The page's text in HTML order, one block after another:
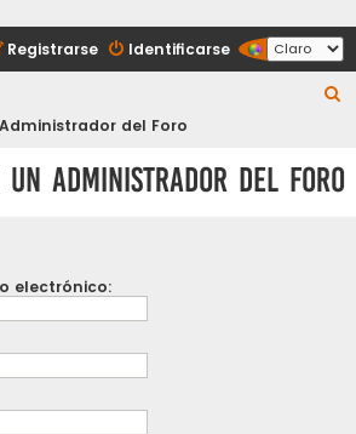
Identificarse
Registrarse
del Foro
c
Administrador del Foro
electrónico: